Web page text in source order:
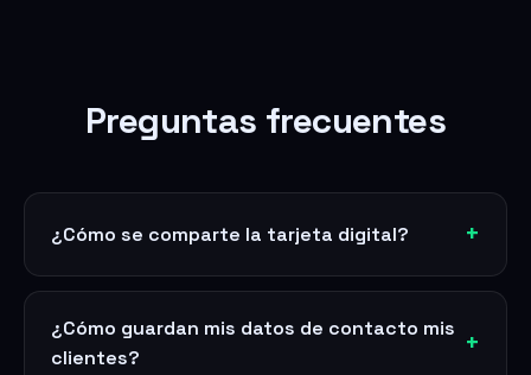
Preguntas frecuentes
¿Cómo se comparte la tarjeta digital?
¿Cómo guardan mis datos de contacto mis
clientes?